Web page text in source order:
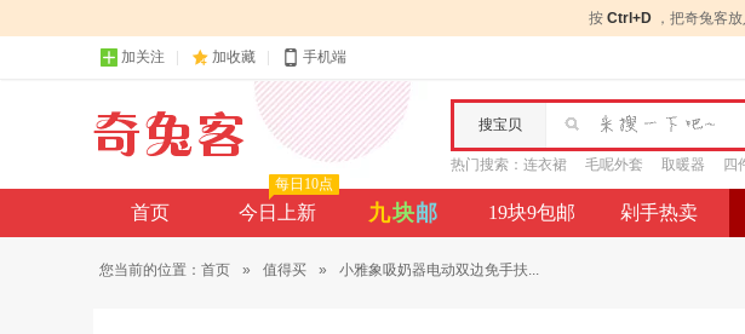
按 Ctrl+D ，把奇兔客
加关注 加收藏 手机端
搜宝贝
热门搜索： 连衣裙 毛呢外套 取暖器 四
首页 今日上新
每日10点
九块邮 19块9包邮 剁手热卖
您当前的位置： 首页 » 值得买 » 小雅象吸奶器电动双边免手扶...